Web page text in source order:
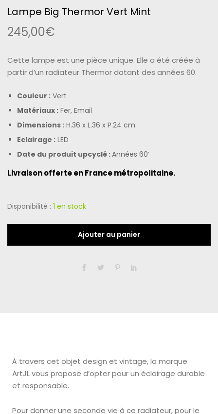
Lampe Big Thermor Vert Mint
245,00€
Cette lampe est une pièce unique. Elle a été créée à
partir d’un radiateur Thermor datant des années 60.
Couleur : Vert
Matériaux : Fer, Email
Dimensions : H.36 x L.36 x P.24 cm
Eclairage : LED
Date du produit upcyclé :Années 60′
Livraison offerte en France métropolitaine.
Disponibilité : 1 en stock
Ajouter au panier
À travers cet objet design et vintage, la marque
ArtJL vous propose d’opter pour un éclairage durable
et responsable.
Pour donner une seconde vie à ce radiateur, pour le